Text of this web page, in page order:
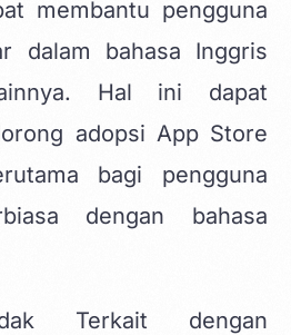
membantu pengguna
dalam bahasa Inggris
Hal ini dapat
adopsi App Store
bagi pengguna
dengan bahasa
Terkait dengan